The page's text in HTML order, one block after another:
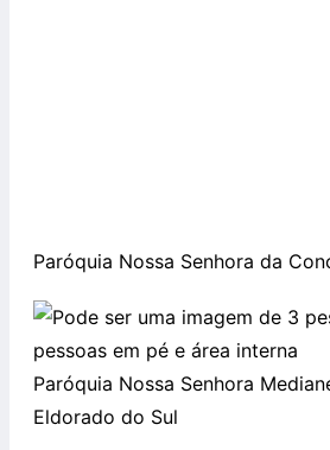
Paróquia Nossa Senhora da
Paróquia Nossa Senhora
Eldorado do Sul